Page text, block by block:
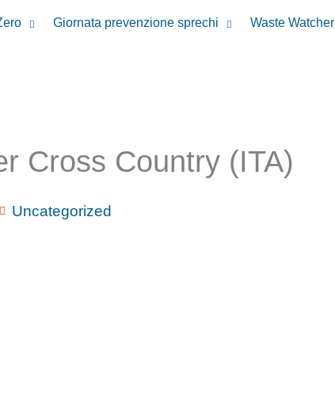
Giornata prevenzione sprechi Waste Watcher
Cross Country (ITA)
Uncategorized